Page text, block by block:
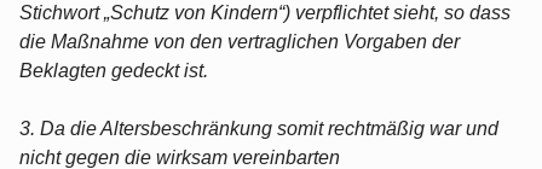
Stichwort „Schutz von Kindern“) verpflichtet sieht, so dass
die Maßnahme von den vertraglichen Vorgaben der
Beklagten gedeckt ist.
3. Da die Altersbeschränkung somit rechtmäßig war und
nicht gegen die wirksam vereinbarten